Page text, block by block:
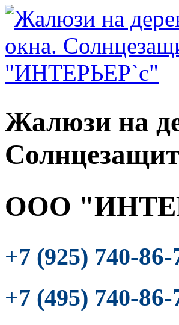
Жалюзи на
ООО
+7 (925) 740-86-
+7 (495) 740-86-